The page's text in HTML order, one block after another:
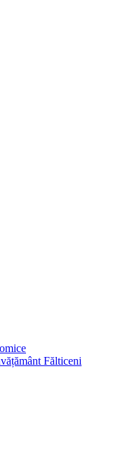
Fălticeni